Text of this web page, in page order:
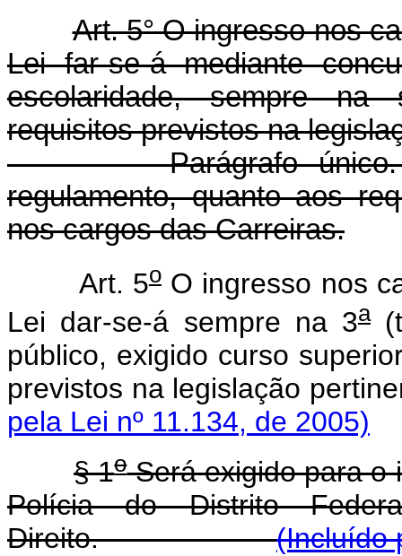
Art. 5° O ingresso nos
Lei far-se-á mediante
escolaridade, sempre na
requisitos previstos na
Parágrafo
regulamento, quanto aos
nos cargos das Carreiras.
Art. 5oO ingresso nos
Lei dar-se-á sempre na 3a
público, exigido curso
previstos na
pela Lei nº 11.134, de 2005)
§ 1oSerá exigido para o
Polícia do Distrito
Direito.(Incluído